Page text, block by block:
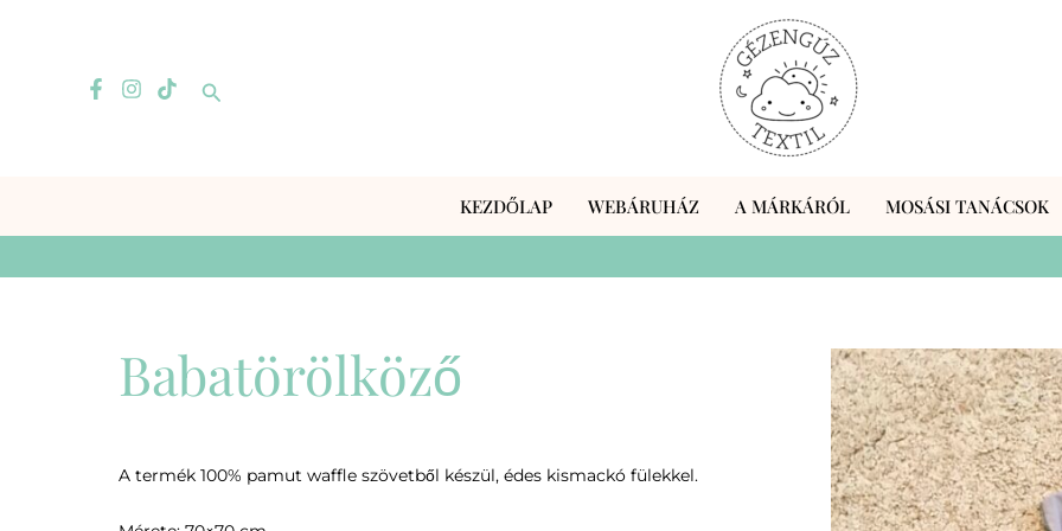
Search
KEZDŐLAP WEBÁRUHÁZ A MÁRKÁRÓL MOSÁSI TANÁCSOK
Babatörölköző
A termék 100% pamut waffle szövetből készül, édes kismackó fülekkel.